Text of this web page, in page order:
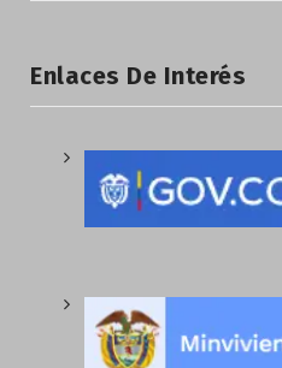
Enlaces De Interés